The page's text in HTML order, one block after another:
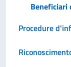
Beneficiari
Procedure